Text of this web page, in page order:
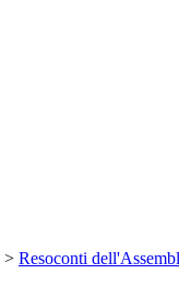
> Resoconti